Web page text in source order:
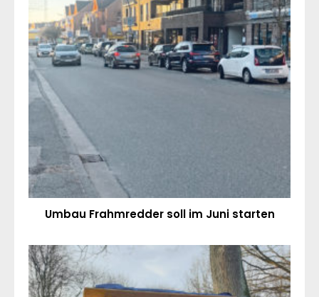
Umbau Frahmredder soll im Juni starten